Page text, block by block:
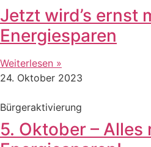
Jetzt wird’s ernst
Energiesparen
Weiterlesen »
24. Oktober 2023
Bürgeraktivierung
5. Oktober – Alles